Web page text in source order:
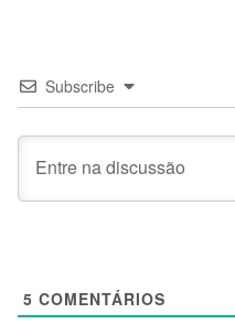
Subscribe
5 COMENTÁRIOS